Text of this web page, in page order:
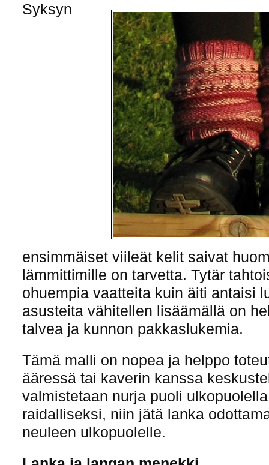
Syksyn
ensimmäiset viileät kelit saivat
lämmittimille on tarvetta. Tytär
ohuempia vaatteita kuin äiti antaisi
asusteita vähitellen lisäämällä on
talvea ja kunnon pakkaslukemia.
Tämä malli on nopea ja helppo
ääressä tai kaverin kanssa
valmistetaan nurja puoli
raidalliseksi, niin jätä lanka
neuleen ulkopuolelle.